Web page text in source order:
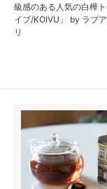
級感のある人気の白樺
イブ/KOIVU」 by ラプ
リ